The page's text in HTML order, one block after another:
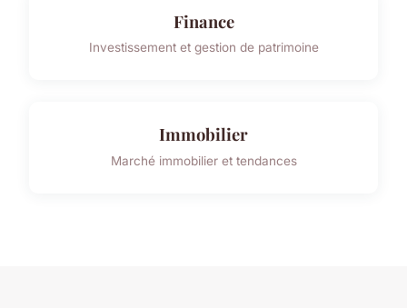
Finance
Investissement et gestion de patrimoine
Immobilier
Marché immobilier et tendances